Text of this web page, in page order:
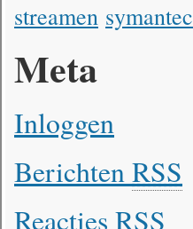
streamen symantec
Meta
Inloggen
BerichtenRSS
Reacties RSS